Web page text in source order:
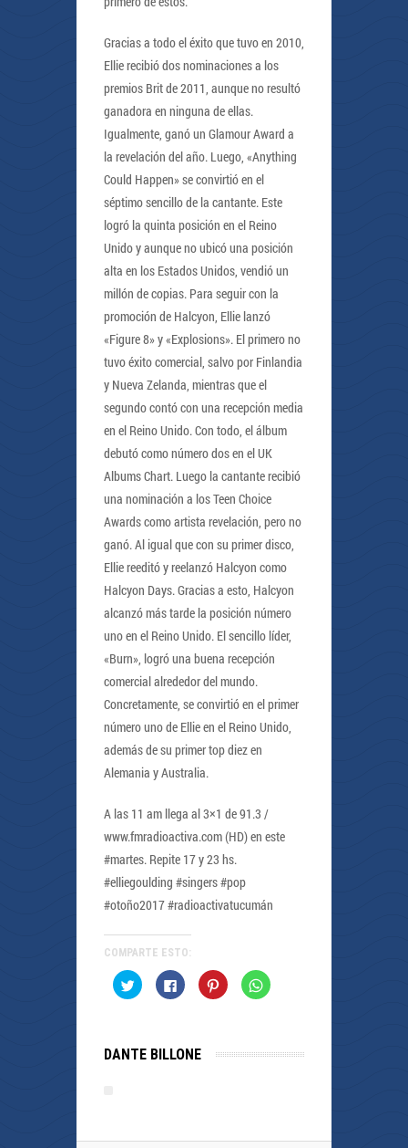
Gracias a todo el éxito que tuvo en 2010,
Ellie recibió dos nominaciones a los
premios Brit de 2011, aunque no resultó
ganadora en ninguna de ellas.
Igualmente, ganó un Glamour Award a
la revelación del año. Luego, «Anything
Could Happen» se convirtió en el
séptimo sencillo de la cantante. Este
logró la quinta posición en el Reino
Unido y aunque no ubicó una posición
alta en los Estados Unidos, vendió un
millón de copias. Para seguir con la
promoción de Halcyon, Ellie lanzó
«Figure 8» y «Explosions». El primero no
tuvo éxito comercial, salvo por Finlandia
y Nueva Zelanda, mientras que el
segundo contó con una recepción media
en el Reino Unido. Con todo, el álbum
debutó como número dos en el UK
Albums Chart. Luego la cantante recibió
una nominación a los Teen Choice
Awards como artista revelación, pero no
ganó. Al igual que con su primer disco,
Ellie reeditó y reelanzó Halcyon como
Halcyon Days. Gracias a esto, Halcyon
alcanzó más tarde la posición número
uno en el Reino Unido. El sencillo líder,
«Burn», logró una buena recepción
comercial alrededor del mundo.
Concretamente, se convirtió en el primer
número uno de Ellie en el Reino Unido,
además de su primer top diez en
Alemania y Australia.
A las 11 am llega al 3×1 de 91.3 /
www.fmradioactiva.com (HD) en este
#martes. Repite 17 y 23 hs.
#elliegoulding #singers #pop
#otoño2017 #radioactivatucumán
COMPARTE ESTO:
Haz
clic
(Se
abre
Haz
clic
(Se
abre
Haz
clic
abre
Haz
clic
abre
DANTE BILLONE